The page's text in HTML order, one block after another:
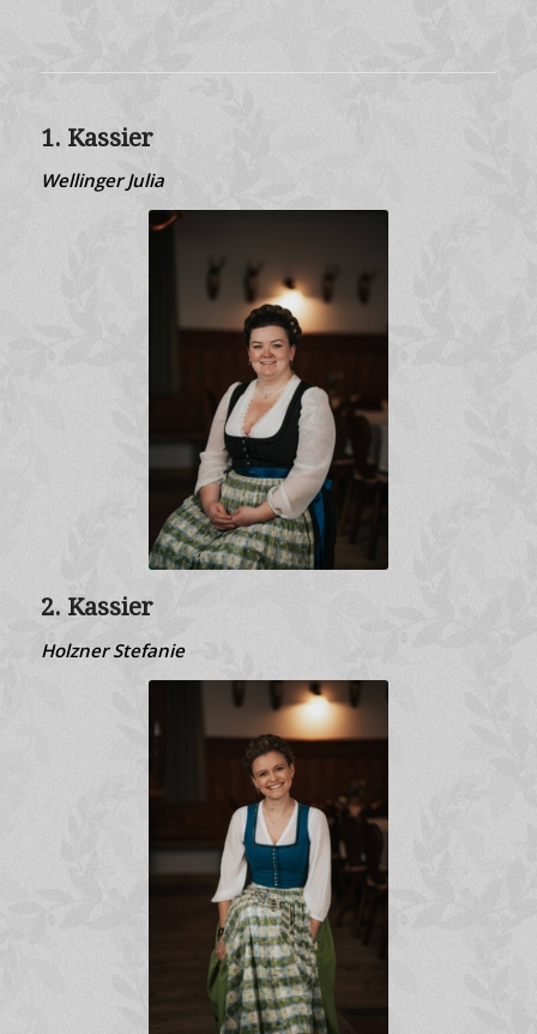
1. Kassier
Wellinger Julia
2. Kassier
Holzner Stefanie